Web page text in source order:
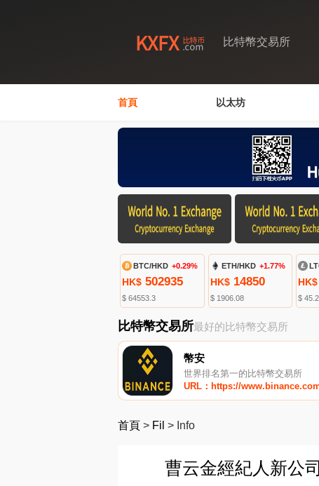
比特幣交易所
首頁 以太坊
BTC/HKD +0.29%
HK$ 502935
$ 64553.3
ETH/HKD +1.77%
HK$14850
$ 1906.08
HK$
$
比特幣交易所最好的比特幣交易所
幣安
世界排名第一的比特幣交易所
URL：https://
首頁 > Fil > Info
曹云金經紀人新公